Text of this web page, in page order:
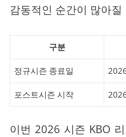
감동적인 순간이 많아질
구분
정규시즌 종료일
포스트시즌 시작
이번 2026 시즌 KBO